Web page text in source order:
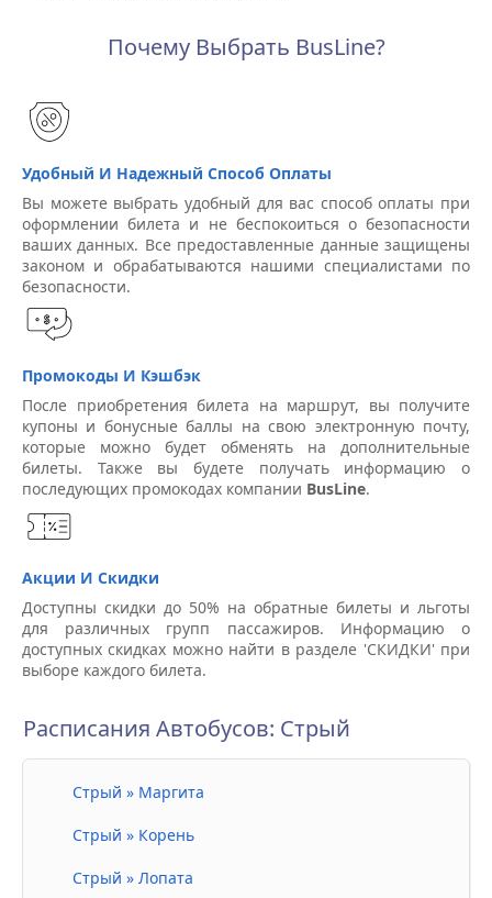
Почему Выбрать BusLine?
Удобный И Надежный Способ Оплаты
Вы можете выбрать удобный для вас способ оплаты при
оформлении билета и не беспокоиться о безопасности
ваших данных. Все предоставленные данные защищены
законом и обрабатываются нашими специалистами по
безопасности.
Промокоды И Кэшбэк
После приобретения билета на маршрут, вы получите
купоны и бонусные баллы на свою электронную почту,
которые можно будет обменять на дополнительные
билеты. Также вы будете получать информацию о
последующих промокодах компании BusLine.
Акции И Скидки
Доступны скидки до 50% на обратные билеты и льготы
для различных групп пассажиров. Информацию о
доступных скидках можно найти в разделе 'СКИДКИ' при
выборе каждого билета.
Расписания Автобусов: Стрый
Стрый » Маргита
Стрый » Корень
Стрый » Лопата